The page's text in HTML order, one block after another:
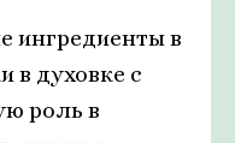
ингредиенты в
в духовке с
роль в